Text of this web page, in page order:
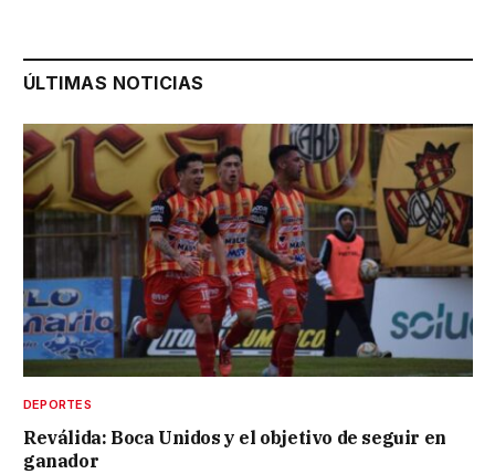
ÚLTIMAS NOTICIAS
DEPORTES
Reválida: Boca Unidos y el objetivo de seguir en
ganador